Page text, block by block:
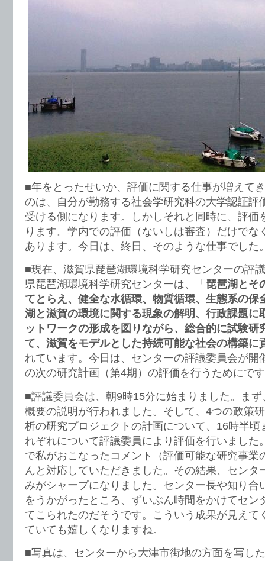
■年をとったせいか、評価に関する仕事が増えて
のは、自分が勤務する社会学研究科の大学認証評
受ける側になります。しかしそれと同時に、評価
ります。学内での評価（ないしは審査）だけでな
あります。今日は、終日、そのような仕事でした
■現在、滋賀県琵琶湖環境科学研究センターの評
県琵琶湖環境科学研究センターは、「 琵琶湖とそ
てとらえ、健全な水循環、物質循環、生態系の保
湖と滋賀の環境に関する現象の解明、行政課題に
ットワークの形成を図りながら、総合的に試験研
て、滋賀をモデルとした持続可能な社会の構築に
れています。今日は、センターの評議委員会が開
の次の研究計画（第4期）の評価を行うためにで
■評議委員会は、朝9時15分に始まりました。ま
概要の説明が行われました。そして、4つの政策
析の研究プロジェクトの計画について、16時半頃
れぞれについて評議委員により評価を行いました
で私がおこなったコメント（評価可能な研究事業
んと対応していただきました。その結果、センタ
みがシャープになりました。センター長や知り合
をうかがったところ、ずいぶん時間をかけてセン
てこられたのだそうです。こういう成果が見えて
ていても嬉しくなりますね。
■写真は、センターから大津市街地の方面を写し